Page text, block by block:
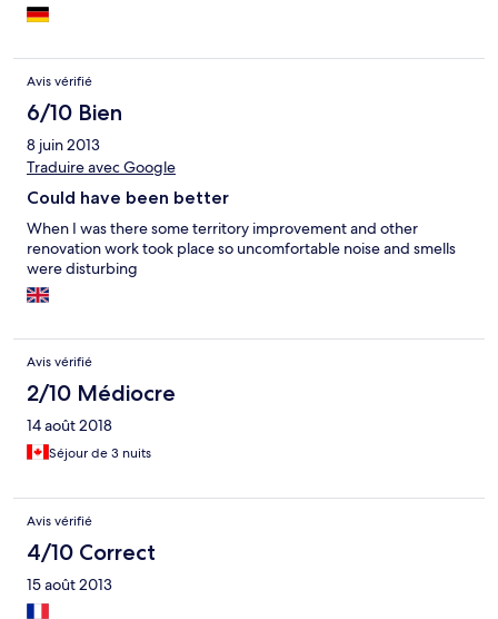
Avis vérifié
6/10 Bien
8 juin 2013
Traduire avec Google
Could have been better
When I was there some territory improvement and other
renovation work took place so uncomfortable noise and smells
were disturbing
Avis vérifié
2/10 Médiocre
14 août 2018
Séjour de 3 nuits
Avis vérifié
4/10 Correct
15 août 2013